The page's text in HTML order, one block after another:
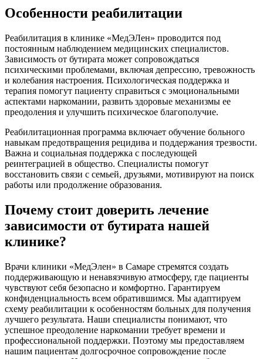
Особенности реабилитации
Реабилитация в клинике «МедЭЛен» проводится под
постоянным наблюдением медицинских специалистов.
Зависимость от бутирата может сопровождаться
психическими проблемами, включая депрессию, тревожность
и колебания настроения. Психологическая поддержка и
терапия помогут пациенту справиться с эмоциональными
аспектами наркомании, развить здоровые механизмы ее
преодоления и улучшить психическое благополучие.
Реабилитационная программа включает обучение больного
навыкам предотвращения рецидива и поддержания трезвости.
Важна и социальная поддержка с последующей
реинтеграцией в общество. Специалисты помогут
восстановить связи с семьей, друзьями, мотивируют на поиск
работы или продолжение образования.
Почему стоит доверить лечение
зависимости от бутирата нашей
клинике?
Врачи клиники «МедЭлен» в Самаре стремятся создать
поддерживающую и ненавязчивую атмосферу, где пациенты
чувствуют себя безопасно и комфортно. Гарантируем
конфиденциальность всем обратившимся. Мы адаптируем
схему реабилитации к особенностям больных для получения
лучшего результата. Наши специалисты понимают, что
успешное преодоление наркомании требует времени и
профессиональной поддержки. Поэтому мы предоставляем
нашим пациентам долгосрочное сопровождение после